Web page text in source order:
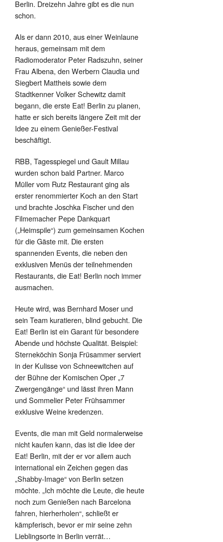
Berlin. Dreizehn Jahre gibt es die nun
schon.
Als er dann 2010, aus einer Weinlaune
heraus, gemeinsam mit dem
Radiomoderator Peter Radszuhn, seiner
Frau Albena, den Werbern Claudia und
Siegbert Mattheis sowie dem
Stadtkenner Volker Schewitz damit
begann, die erste Eat! Berlin zu planen,
hatte er sich bereits längere Zeit mit der
Idee zu einem Genießer-Festival
beschäftigt.
RBB, Tagesspiegel und Gault Millau
wurden schon bald Partner. Marco
Müller vom Rutz Restaurant ging als
erster renommierter Koch an den Start
und brachte Joschka Fischer und den
Filmemacher Pepe Dankquart
(„Heimspile“) zum gemeinsamen Kochen
für die Gäste mit. Die ersten
spannenden Events, die neben den
exklusiven Menüs der teilnehmenden
Restaurants, die Eat! Berlin noch immer
ausmachen.
Heute wird, was Bernhard Moser und
sein Team kuratieren, blind gebucht. Die
Eat! Berlin ist ein Garant für besondere
Abende und höchste Qualität. Beispiel:
Sterneköchin Sonja Früsammer serviert
in der Kulisse von Schneewitchen auf
der Bühne der Komischen Oper „7
Zwergengänge“ und lässt ihren Mann
und Sommelier Peter Frühsammer
exklusive Weine kredenzen.
Events, die man mit Geld normalerweise
nicht kaufen kann, das ist die Idee der
Eat! Berlin, mit der er vor allem auch
international ein Zeichen gegen das
„Shabby-Image“ von Berlin setzen
möchte. „Ich möchte die Leute, die heute
noch zum Genießen nach Barcelona
fahren, hierherholen“, schließt er
kämpferisch, bevor er mir seine zehn
Lieblingsorte in Berlin verrät…